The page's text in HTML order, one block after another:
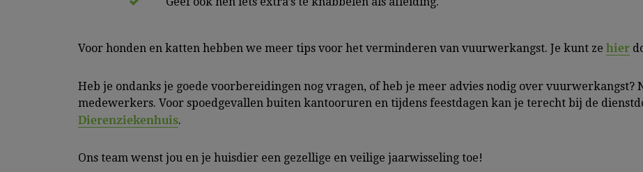
Voor honden en katten hebben we meer tips voor het verminderen van vuurwerkangst. Je kunt ze hier
Heb je ondanks je goede voorbereidingen nog vragen, of heb je meer advies nodig over vuurwerkangst?
medewerkers. Voor spoedgevallen buiten kantooruren en tijdens feestdagen kan je terecht bij de
Dierenziekenhuis.
Ons team wenst jou en je huisdier een gezellige en veilige jaarwisseling toe!